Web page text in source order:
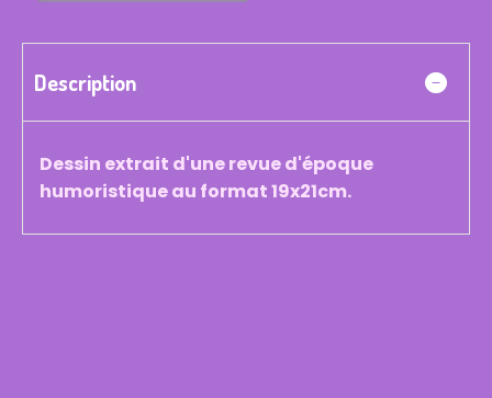
Description
Dessin extrait d'une revue d'époque
humoristique au format 19x21cm.